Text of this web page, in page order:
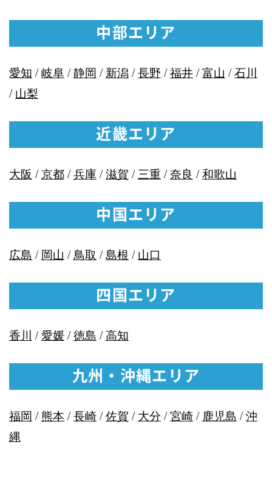
中部エリア
愛知 /岐阜/静岡 /新潟 /長野 /福井/富山 /石川
/山梨
近畿エリア
大阪 /京都/兵庫/滋賀 /三重 /奈良 /和歌山
中国エリア
広島 /岡山 /鳥取 /島根 /山口
四国エリア
香川 /愛媛/徳島 /高知
九州・沖縄エリア
福岡 /熊本 /長崎/佐賀 /大分 /宮崎/ 鹿児島 /沖
縄